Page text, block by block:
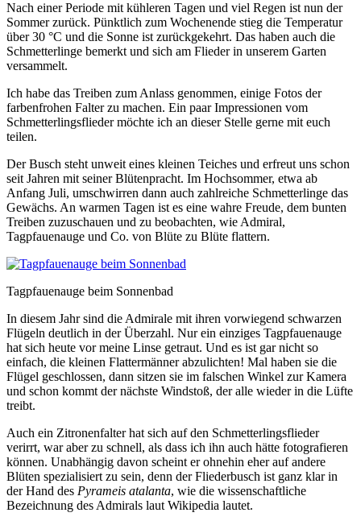
Nach einer Periode mit kühleren Tagen und viel Regen ist nun der
Sommer zurück. Pünktlich zum Wochenende stieg die Temperatur
über 30 °C und die Sonne ist zurückgekehrt. Das haben auch die
Schmetterlinge bemerkt und sich am Flieder in unserem Garten
versammelt.
Ich habe das Treiben zum Anlass genommen, einige Fotos der
farbenfrohen Falter zu machen. Ein paar Impressionen vom
Schmetterlingsflieder möchte ich an dieser Stelle gerne mit euch
teilen.
Der Busch steht unweit eines kleinen Teiches und erfreut uns schon
seit Jahren mit seiner Blütenpracht. Im Hochsommer, etwa ab
Anfang Juli, umschwirren dann auch zahlreiche Schmetterlinge das
Gewächs. An warmen Tagen ist es eine wahre Freude, dem bunten
Treiben zuzuschauen und zu beobachten, wie Admiral,
Tagpfauenauge und Co. von Blüte zu Blüte flattern.
Tagpfauenauge beim Sonnenbad
In diesem Jahr sind die Admirale mit ihren vorwiegend schwarzen
Flügeln deutlich in der Überzahl. Nur ein einziges Tagpfauenauge
hat sich heute vor meine Linse getraut. Und es ist gar nicht so
einfach, die kleinen Flattermänner abzulichten! Mal haben sie die
Flügel geschlossen, dann sitzen sie im falschen Winkel zur Kamera
und schon kommt der nächste Windstoß, der alle wieder in die Lüfte
treibt.
Auch ein Zitronenfalter hat sich auf den Schmetterlingsflieder
verirrt, war aber zu schnell, als dass ich ihn auch hätte fotografieren
können. Unabhängig davon scheint er ohnehin eher auf andere
Blüten spezialisiert zu sein, denn der Fliederbusch ist ganz klar in
der Hand des Pyrameis atalanta, wie die wissenschaftliche
Bezeichnung des Admirals laut Wikipedia lautet.